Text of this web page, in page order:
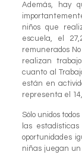
Además, hay
niños que
escuela, el
remunerados
realizan
cuanto al
están en
representa el
Sólo unidos
las
oportunidades
niñas juegan